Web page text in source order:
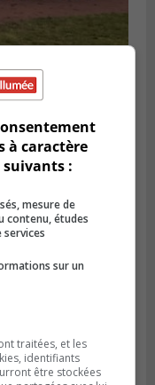
les Ducs
à caractère
suivants :
mesure de
contenu, études
services
sur un
traitées, et les
identifiants
être stockées